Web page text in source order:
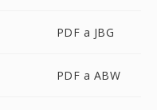
PDF a JBG
PDF a ABW